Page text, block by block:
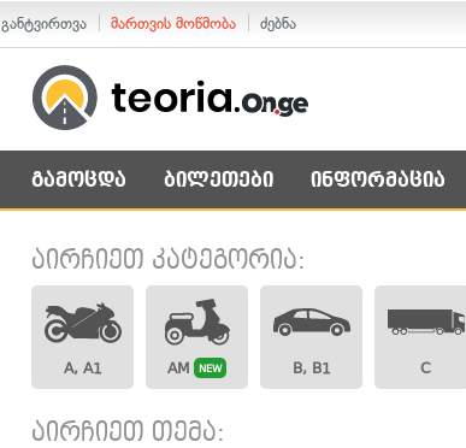
განტვირთვა მართვის მოწმობა ძებნა
გამოცდა ბილეთები ინფორმაცია
აირჩიეთ კატეგორია:
A, A1 AM NEW B, B1 C
აირჩიეთ თემა: